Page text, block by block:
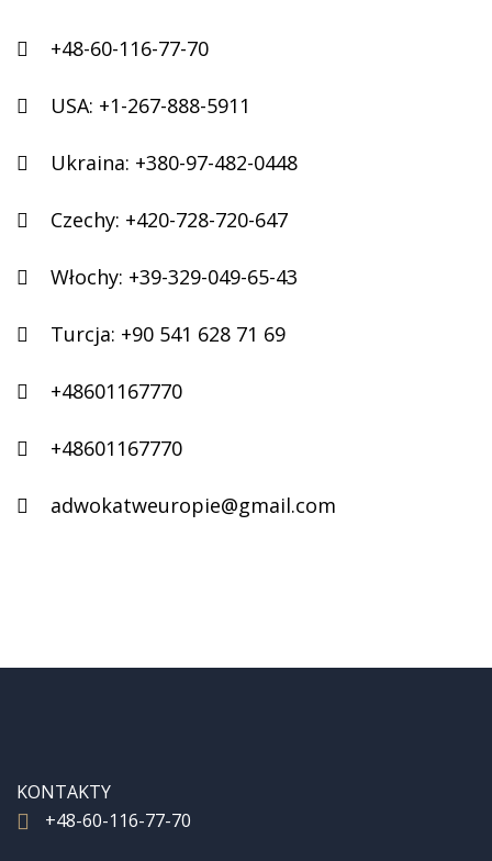
+48-60-116-77-70
USA: +1-267-888-5911
Ukraina: +380-97-482-0448
Czechy: +420-728-720-647
Włochy: +39-329-049-65-43
Turcja: +90 541 628 71 69
+48601167770
+48601167770
adwokatweuropie@gmail.com
KONTAKTY
+48-60-116-77-70